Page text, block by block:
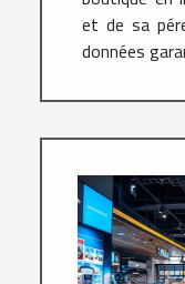
et de sa
données